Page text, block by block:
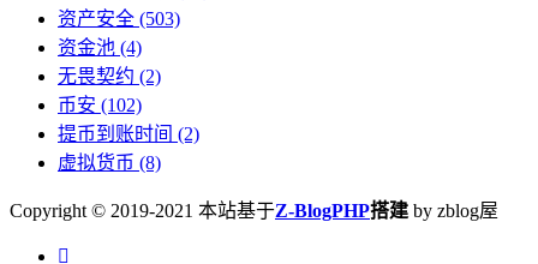
资产安全 (503)
资金池 (4)
无畏契约 (2)
币安 (102)
提币到账时间 (2)
虚拟货币 (8)
Copyright © 2019-2021 本站基于Z-BlogPHP搭建 by zblog屋
